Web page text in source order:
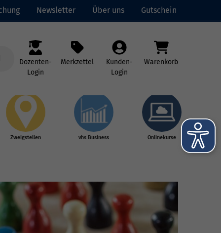
Newsletter Über uns Gutschein
Dozenten-
Login
Merkzettel
Kunden-
Login
Warenkorb
Zweigstellen vhs Business Onlinekurse